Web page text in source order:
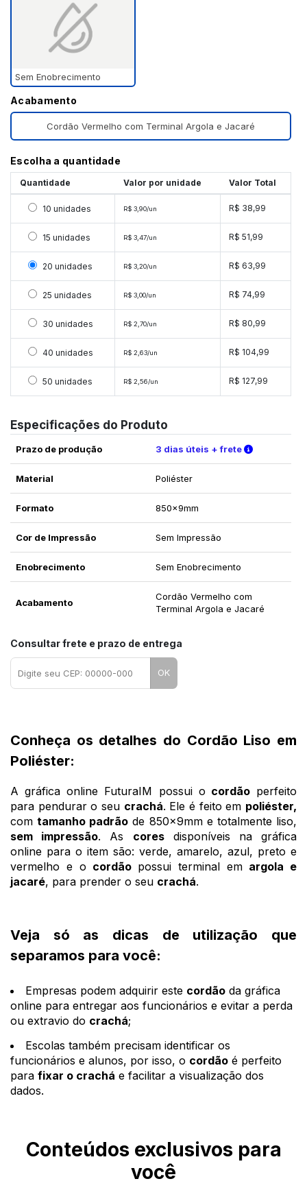
Sem Enobrecimento
Acabamento
Cordão Vermelho com Terminal Argola e Jacaré
Escolha a quantidade
Quantidade Valor por unidade Valor Total
Selecionar 10 unidades
10 unidades R$ 3,90/un R$ 38,99
Selecionar 15 unidades
15 unidades R$ 3,47/un R$ 51,99
Selecionar 20 unidades
20 unidades R$ 3,20/un R$ 63,99
Selecionar 25 unidades
25 unidades R$ 3,00/un R$ 74,99
Selecionar 30 unidades
30 unidades R$ 2,70/un R$ 80,99
Selecionar 40 unidades
40 unidades R$ 2,63/un R$ 104,99
Selecionar 50 unidades
50 unidades R$ 2,56/un R$ 127,99
Especificações do Produto
Prazo de produção 3 dias úteis + frete Verifique
Material Poliéster
Formato 850x9mm
Cor de Impressão Sem Impressão
Enobrecimento Sem Enobrecimento
Acabamento
Cordão Vermelho com
Terminal Argola e Jacaré
Consultar frete e prazo de entrega
OK
Conheça os detalhes do Cordão Liso em
Poliéster:
A gráfica online FuturaIM possui o cordãoperfeito
para pendurar o seu crachá. Ele é feito em poliéster,
comtamanho padrão de 850x9mm e totalmente liso,
sem impressão. As coresdisponíveis na gráfica
online para o item são: verde, amarelo, azul, preto e
vermelho e o cordão possui terminal em argola e
jacaré, para prender o seu crachá.
Veja só as dicas de utilização que
separamos para você:
Empresas podem adquirir este cordão da gráfica
online para entregar aos funcionários e evitar a perda
ou extravio do crachá;
Escolas também precisam identificar os
funcionários e alunos, por isso, o cordão é perfeito
para fixar o crachá e facilitar a visualização dos
dados.
Conteúdos exclusivos para
você